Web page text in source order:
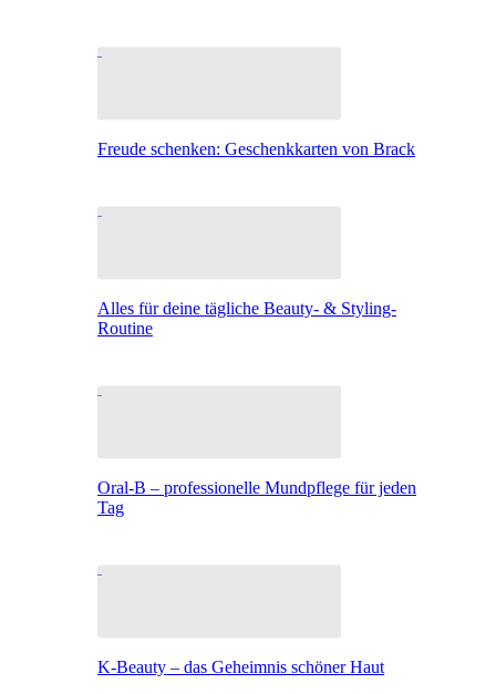
Freude schenken: Geschenkkarten von Brack
Alles für deine tägliche Beauty- & Styling-
Routine
Oral-B – professionelle Mundpflege für jeden
Tag
K-Beauty – das Geheimnis schöner Haut